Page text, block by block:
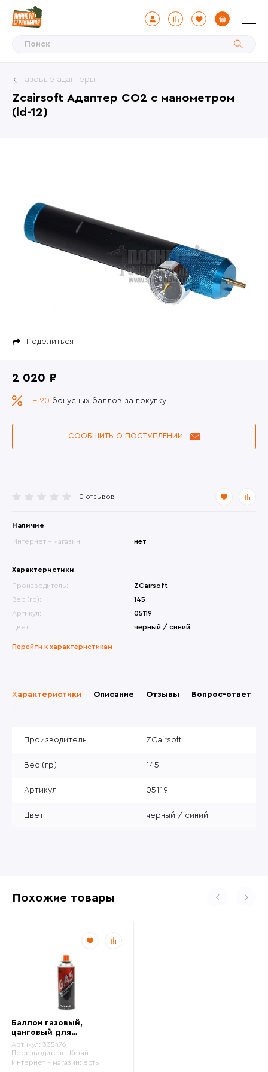
Zcairsoft Адаптер CO2 с манометром
(ld-12)
Газовые адаптеры
Поделиться
0 отзывов
Наличие
Интернет - магазин нет
Характеристики
Производитель:
ZCairsoft
Вес (гр):
145
Артикул:
05119
Цвет:
черный / синий
Перейти к характеристикам
2 020 ₽
+ 20 бонусных баллов за покупку
СООБЩИТЬ О ПОСТУПЛЕНИИ
Характеристики Описание Отзывы Вопрос-ответ
Производитель ZCairsoft
Вес (гр) 145
Артикул 05119
Цвет черный / синий
Похожие товары
Баллон газовый,
цанговый для
портативных газовых
приборов.
Артикул: 335476
Производитель: Китай
Интернет - магазин: есть